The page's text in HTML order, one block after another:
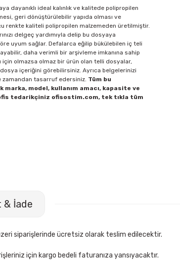
dayanıklı ideal kalınlık ve kalitede polipropilen
geri dönüştürülebilir yapıda olması ve
renkte kaliteli polipropilen malzemeden üretilmiştir.
delgeç yardımıyla delip bu dosyaya
uyum sağlar. Defalarca eğilip bükülebilen iç teli
daha verimli bir arşivleme imkanına sahip
için olmazsa olmaz bir ürün olan telli dosyalar,
dosya içeriğini görebilirsiniz. Ayrıca belgelerinizi
zamandan tasarruf edersiniz. Tüm bu
marka, model, kullanım amacı, kapasite ve
tedarikçiniz ofisostim.com, tek tıkla tüm
Sepete Ekle
& İade
siparişlerinde ücretsiz olarak teslim edilecektir.
için kargo bedeli faturanıza yansıyacaktır.